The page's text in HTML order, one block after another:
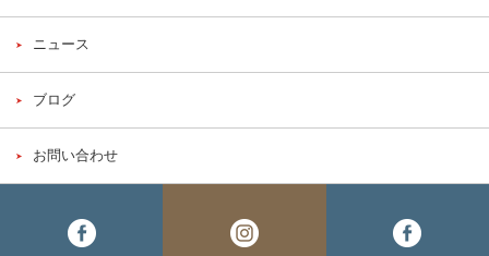
ニュース
ブログ
お問い合わせ